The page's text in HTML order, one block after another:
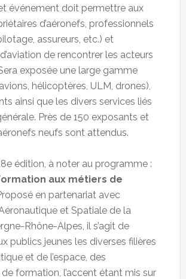
événement doit permettre aux
d’aéronefs, professionnels
assureurs, etc.) et
de rencontrer les acteurs
exposée une large gamme
hélicoptères, ULM, drones),
ainsi que les divers services liés
Près de 150 exposants et
neufs sont attendus.
édition, à noter au programme :
aux métiers de
en partenariat avec
et Spatiale de la
Rhône-Alpes, il s’agit de
publics jeunes les diverses filières
et de l’espace, des
formation, l’accent étant mis sur